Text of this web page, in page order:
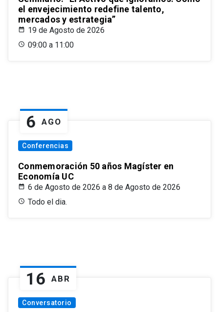
el envejecimiento redefine talento,
mercados y estrategia”
19 de Agosto de 2026
09:00 a 11:00
6 AGO
Conferencias
Conmemoración 50 años Magíster en
Economía UC
6 de Agosto de 2026 a 8 de Agosto de 2026
Todo el dia.
16 ABR
Conversatorio